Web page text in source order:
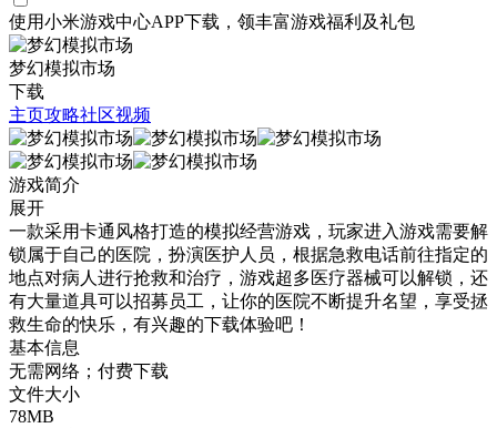
使用小米游戏中心APP下载 ，领丰富游戏福利 及礼包
梦幻模拟市场
下载
主页攻略社区视频
游戏简介
展开
一款采用卡通风格打造的模拟经营游戏，玩家进入游戏需要解
锁属于自己的医院，扮演医护人员，根据急救电话前往指定的
地点对病人进行抢救和治疗，游戏超多医疗器械可以解锁，还
有大量道具可以招募员工，让你的医院不断提升名望，享受拯
救生命的快乐，有兴趣的下载体验吧！
基本信息
无需网络；付费下载
文件大小
78MB